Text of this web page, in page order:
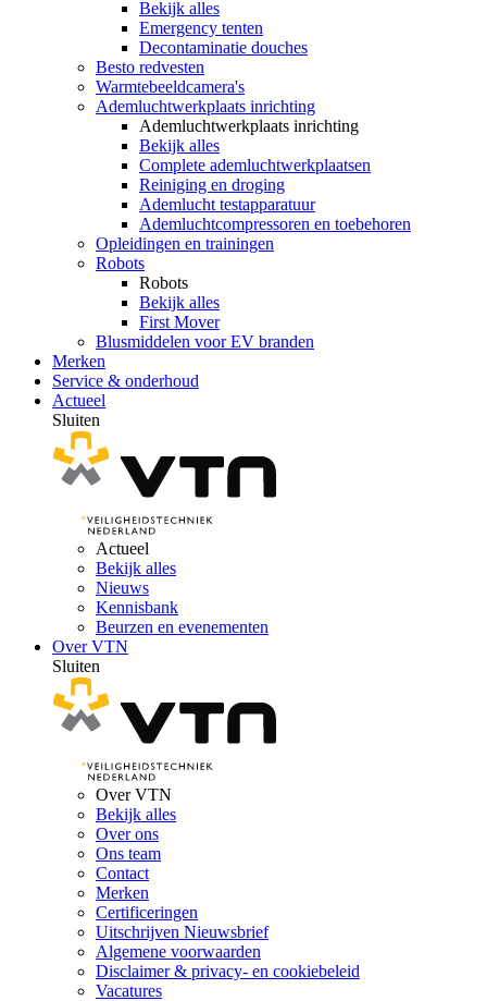
Bekijk alles
Emergency tenten
Decontaminatie douches
Besto redvesten
Warmtebeeldcamera's
Ademluchtwerkplaats inrichting
Ademluchtwerkplaats inrichting
Bekijk alles
Complete ademluchtwerkplaatsen
Reiniging en droging
Ademlucht testapparatuur
Ademluchtcompressoren en toebehoren
Opleidingen en trainingen
Robots
Robots
Bekijk alles
First Mover
Blusmiddelen voor EV branden
Merken
Service & onderhoud
Actueel
Sluiten
Actueel
Bekijk alles
Nieuws
Kennisbank
Beurzen en evenementen
Over VTN
Sluiten
Over VTN
Bekijk alles
Over ons
Ons team
Contact
Merken
Certificeringen
Uitschrijven Nieuwsbrief
Algemene voorwaarden
Disclaimer & privacy- en cookiebeleid
Vacatures